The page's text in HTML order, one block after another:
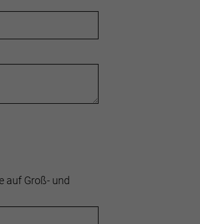
auf Groß- und